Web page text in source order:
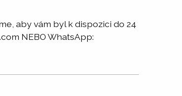
aby vám byl k dispozici do 24
NEBO WhatsApp: